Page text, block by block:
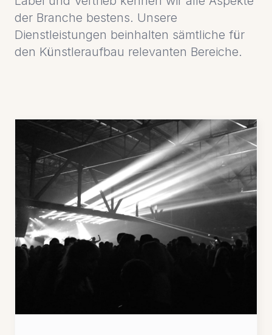
der Branche bestens. Unsere
Dienstleistungen beinhalten sämtliche für
den Künstleraufbau relevanten Bereiche.